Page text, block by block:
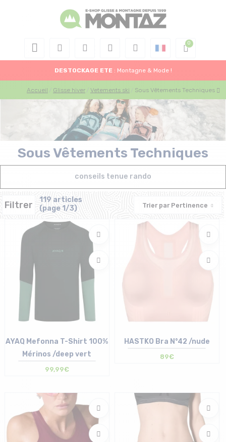
DESTOCKAGE ETE : Montagne & Mode !
Accueil Glisse hiver Vetements ski Sous Vêtements Techniques
Sous Vêtements Techniques
conseils tenue rando
Filtrer
119 articles
(page 1/3)
Trier par Pertinence
S
AYAQ Mefonna T-Shirt 100%
Mérinos /deep vert
99,99€
XS | S | L
HASTKO Bra N°42 /nude
89€